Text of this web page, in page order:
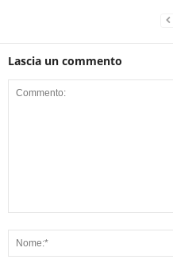
Lascia un commento